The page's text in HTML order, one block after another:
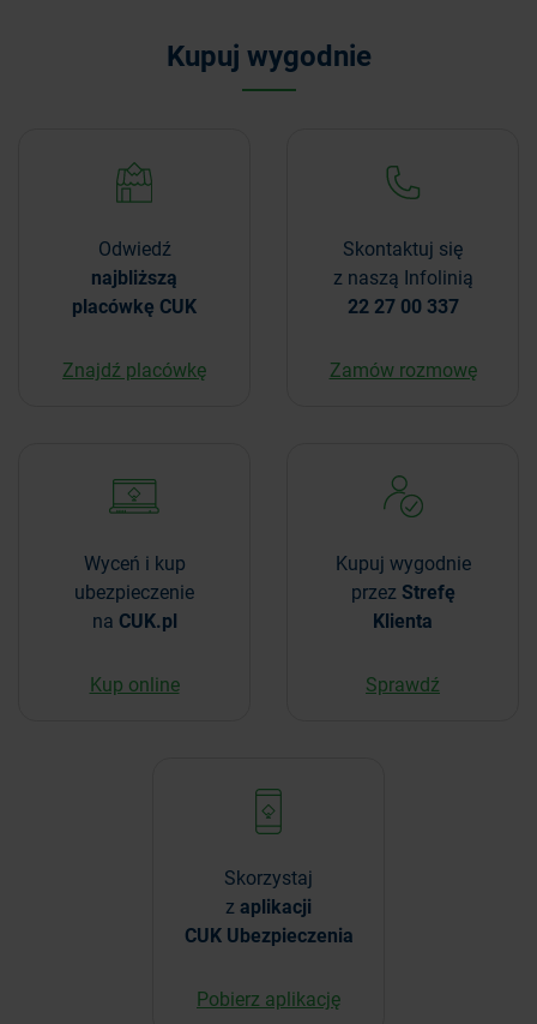
Kupuj wygodnie
Odwiedź
najbliższą
placówkę CUK
Znajdź placówkę
Skontaktuj się
z naszą Infolinią
22 27 00 337
Zamów rozmowę
Wyceń i kup
ubezpieczenie
na CUK.pl
Kup online
Kupuj wygodnie
przez Strefę
Klienta
Sprawdź
Skorzystaj
z aplikacji
CUK Ubezpieczenia
Pobierz aplikację